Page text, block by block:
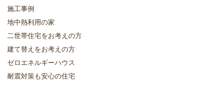
施工事例
地中熱利用の家
二世帯住宅をお考えの方
建て替えをお考えの方
ゼロエネルギーハウス
耐震対策も安心の住宅